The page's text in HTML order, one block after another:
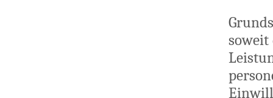
soweit